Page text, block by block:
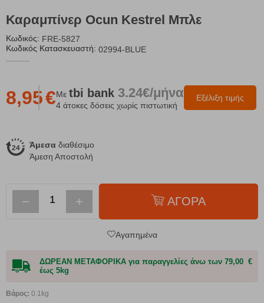
Καραμπίνερ Ocun Kestrel Μπλε
Κωδικός: FRE-5827
Κωδικός Κατασκευαστή: 02994-BLUE
Εξέλιξη τιμής
8,95€Με tbi bank 3.24€/μήνα
4 άτοκες δόσεις χωρίς πιστωτική
Άμεσα διαθέσιμο
Άμεση Αποστολή
− + ΑΓΟΡΑ
Αγαπημένα
ΔΩΡΕΑΝ ΜΕΤΑΦΟΡΙΚΑ για παραγγελίες άνω των 79,00 €
έως 5kg
Βάρος: 0.1kg